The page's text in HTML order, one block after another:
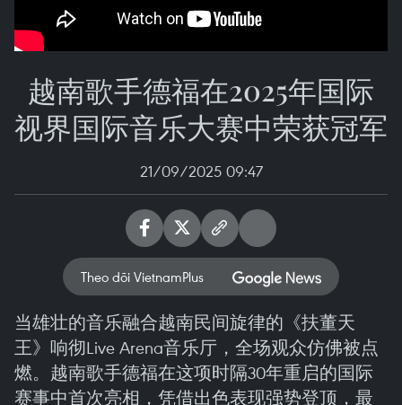
越南歌手德福在2025年国际
视界国际音乐大赛中荣获冠军
21/09/2025 09:47
Theo dõi VietnamPlus
当雄壮的音乐融合越南民间旋律的《扶董天
王》响彻Live Arena音乐厅，全场观众仿佛被点
燃。越南歌手德福在这项时隔30年重启的国际
赛事中首次亮相，凭借出色表现强势登顶，最